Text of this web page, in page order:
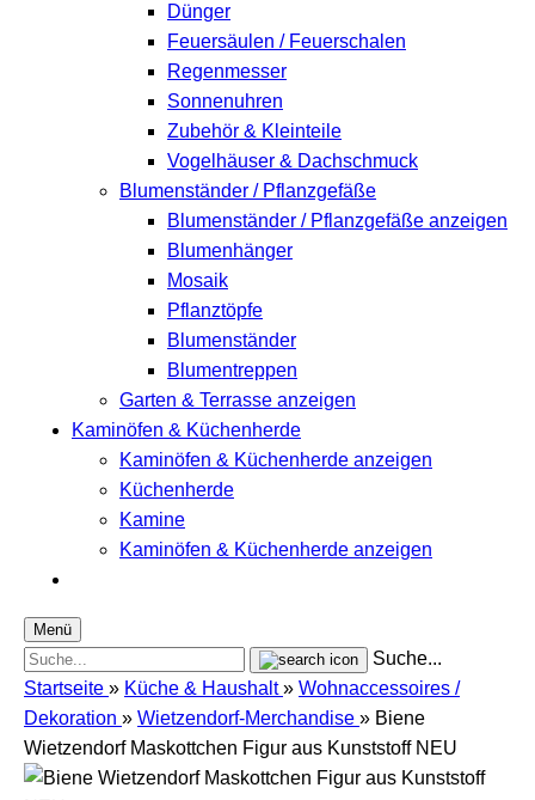
Dünger
Feuersäulen / Feuerschalen
Regenmesser
Sonnenuhren
Zubehör & Kleinteile
Vogelhäuser & Dachschmuck
Blumenständer / Pflanzgefäße
Blumenständer / Pflanzgefäße anzeigen
Blumenhänger
Mosaik
Pflanztöpfe
Blumenständer
Blumentreppen
Garten & Terrasse anzeigen
Kaminöfen & Küchenherde
Kaminöfen & Küchenherde anzeigen
Küchenherde
Kamine
Kaminöfen & Küchenherde anzeigen
Menü
Suche...
Startseite » Küche & Haushalt » Wohnaccessoires /
Dekoration » Wietzendorf-Merchandise » Biene
Wietzendorf Maskottchen Figur aus Kunststoff NEU